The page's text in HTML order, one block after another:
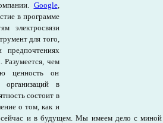
Google,
в программе
электросвязи
для того,
Разумеется, чем
ценность он
организаций в
состоит в
о том, как и
сейчас и в будущем. Мы имеем дело с миной